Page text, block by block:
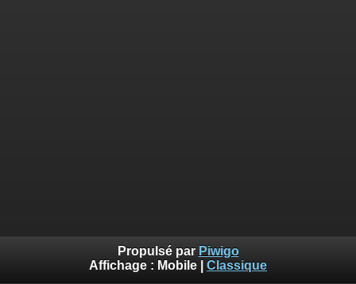
Propulsé par Piwigo
Affichage : Mobile Classique